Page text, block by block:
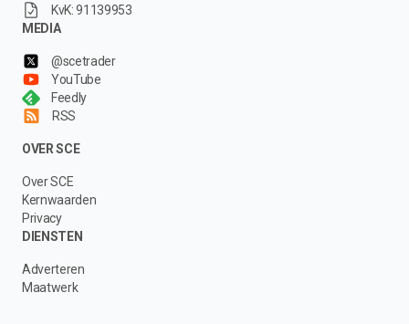
KvK: 91139953
MEDIA
@scetrader
YouTube
Feedly
RSS
OVER SCE
Over SCE
Kernwaarden
Privacy
DIENSTEN
Adverteren
Maatwerk